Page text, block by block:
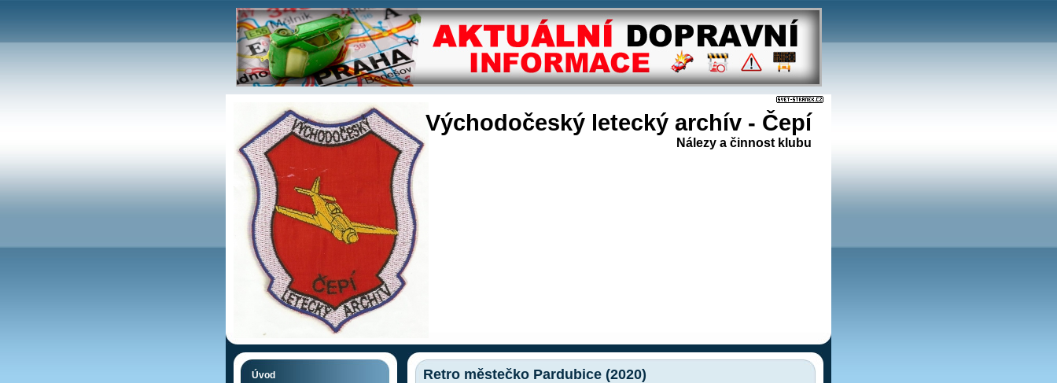
Východočeský letecký archív - Čepí
Nálezy a činnost klubu
Retro městečko Pardubice (2020)
Úvod